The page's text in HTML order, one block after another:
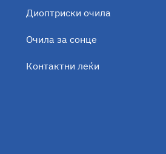
Диоптриски очила
Очила за сонце
Контактни леќи